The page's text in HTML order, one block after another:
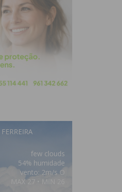
few clouds
54% humidade
vento: 2m/s O
MAX 27 • MIN 26